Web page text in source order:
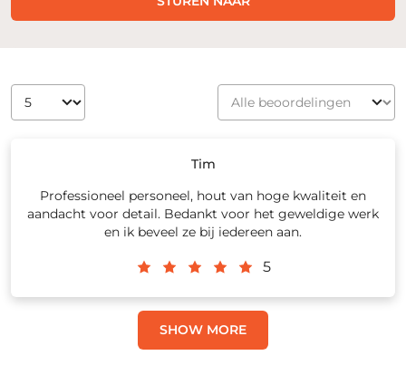
Tim
Professioneel personeel, hout van hoge kwaliteit en
aandacht voor detail. Bedankt voor het geweldige werk
en ik beveel ze bij iedereen aan.
5
SHOW MORE